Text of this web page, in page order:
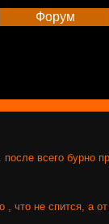
Форум
всего
, что не спится, а